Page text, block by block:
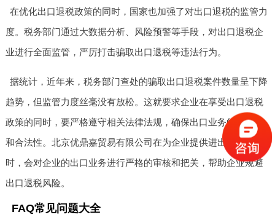
在优化出口退税政策的同时，国家也加强了对出口退税的监管力
度。税务部门通过大数据分析、风险预警等手段，对出口退税企
业进行全面监管，严厉打击骗取出口退税等违法行为。
据统计，近年来，税务部门查处的骗取出口退税案件数量呈下降
趋势，但监管力度丝毫没有放松。这就要求企业在享受出口退税
政策的同时，要严格遵守相关法律法规，确保出口业务的真实性
和合法性。北京优鼎嘉贸易有限公司在为企业提供进出口服务
时，会对企业的出口业务进行严格的审核和把关，帮助企业规避
出口退税风险。
FAQ常见问题大全